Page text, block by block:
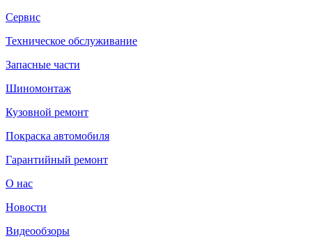
Сервис
Техническое обслуживание
Запасные части
Шиномонтаж
Кузовной ремонт
Покраска автомобиля
Гарантийный ремонт
О нас
Новости
Видеообзоры